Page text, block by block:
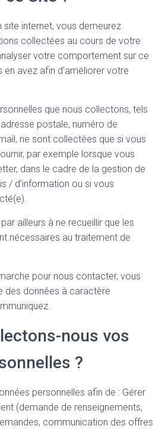
site internet, vous demeurez
collectées au cours de votre
votre comportement sur ce
en avez afin d’améliorer votre
que nous collectons, tels
postale, numéro de
ne sont collectées que si vous
par exemple lorsque vous
dans le cadre de la gestion de
/ d’information ou si vous
ailleurs à ne recueillir que les
nécessaires au traitement de
pour nous contacter, vous
des données à caractère
nous vos
?
personnelles afin de : Gérer
(demande de renseignements,
communication des offres